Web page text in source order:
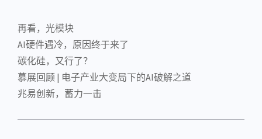
再看，光模块
AI硬件遇冷，原因终于来了
碳化硅，又行了？
慕展回顾 | 电子产业大变局下的AI破解之道
兆易创新，蓄力一击